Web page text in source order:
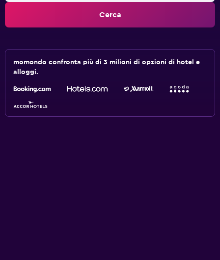
Cerca
momondo confronta più di 3 milioni di opzioni di hotel e
alloggi.